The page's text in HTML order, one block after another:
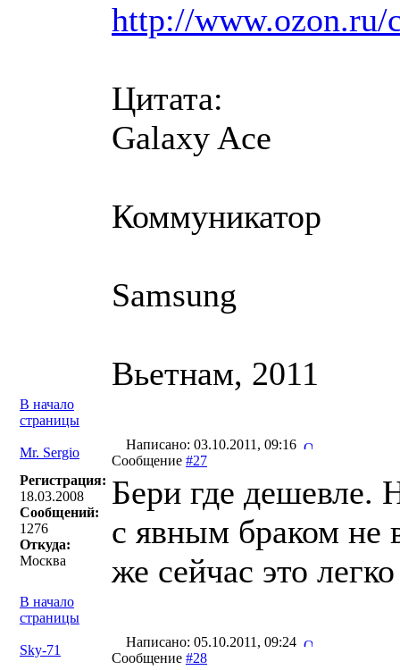
http://www.ozon.ru/
Цитата:
Galaxy Ace
Коммуникатор
Samsung
Вьетнам, 2011
В начало
страницы
Mr. Sergio
Написано: 03.10.2011, 09:16
Сообщение #27
Регистрация:
18.03.2008
Сообщений:
1276
Откуда:
Москва
Бери где дешевле.
с явным браком не
же сейчас это
В начало
страницы
Sky-71
Написано: 05.10.2011, 09:24
Сообщение #28